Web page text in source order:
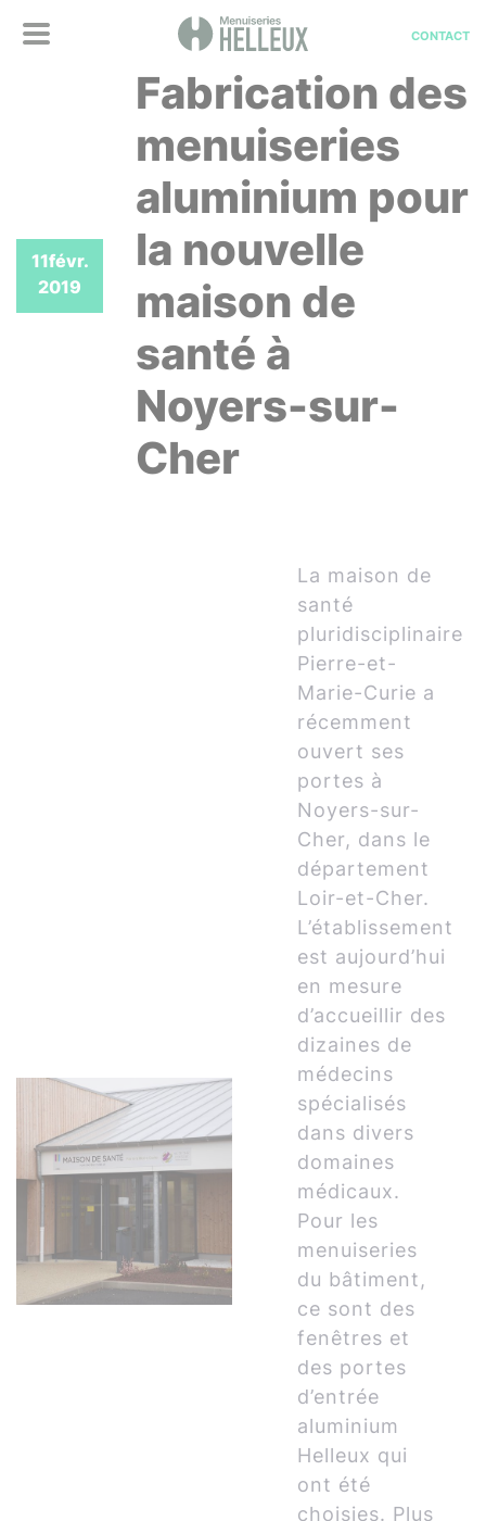
CONTACT
11févr.
2019
Fabrication des
menuiseries
aluminium pour
la nouvelle
maison de
santé à
Noyers-sur-
Cher
La maison de
santé
pluridisciplinaire
Pierre-et-
Marie-Curie a
récemment
ouvert ses
portes à
Noyers-sur-
Cher, dans le
département
Loir-et-Cher.
L’établissement
est aujourd’hui
en mesure
d’accueillir des
dizaines de
médecins
spécialisés
dans divers
domaines
médicaux.
Pour les
menuiseries
du bâtiment,
ce sont des
fenêtres et
des portes
d’entrée
aluminium
Helleux qui
ont été
choisies. Plus